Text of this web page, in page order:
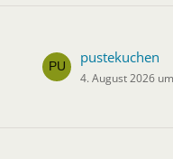
pustekuchen
4. August 2026